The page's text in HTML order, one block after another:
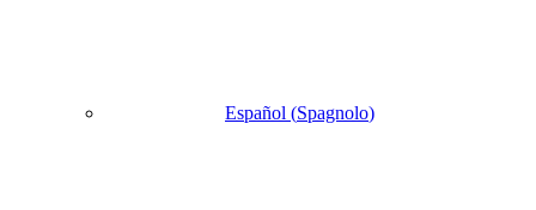
Español (Spagnolo)